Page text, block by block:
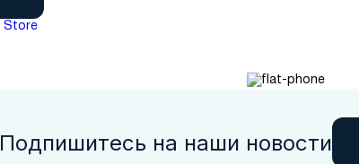
Подпишитесь на наши новости